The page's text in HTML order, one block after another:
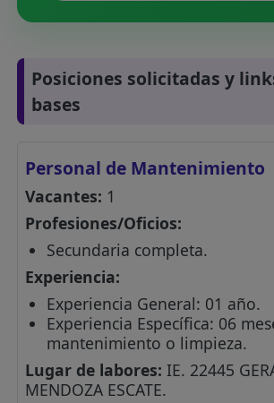
Posiciones solicitadas y
bases
Personal de Mantenimiento
Vacantes: 1
Profesiones/Oficios:
Secundaria completa.
Experiencia:
Experiencia General: 01 año.
Experiencia Específica: 06
mantenimiento o limpieza.
Lugar de labores: IE. 22445
MENDOZA ESCATE.